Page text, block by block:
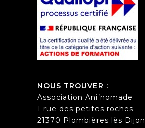
NOUS TROUVER :
Association Ani’nomade
1 rue des petites roches
21370 Plombières lès Dijon